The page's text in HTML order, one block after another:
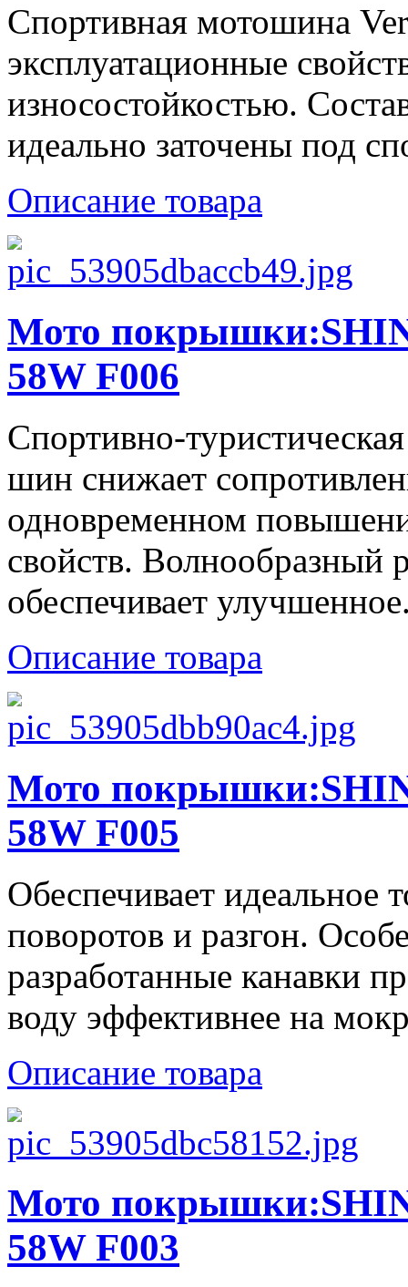
Спортивная мотошина
эксплуатационные
износостойкостью.
идеально заточены под
Описание товара
Мото
58W F006
Спортивно-
шин снижает
одновременном
свойств. Волнообразный
обеспечивает
Описание товара
Мото
58W F005
Обеспечивает идеальное
поворотов и разгон.
разработанные канавки
воду эффективнее на
Описание товара
Мото
58W F003